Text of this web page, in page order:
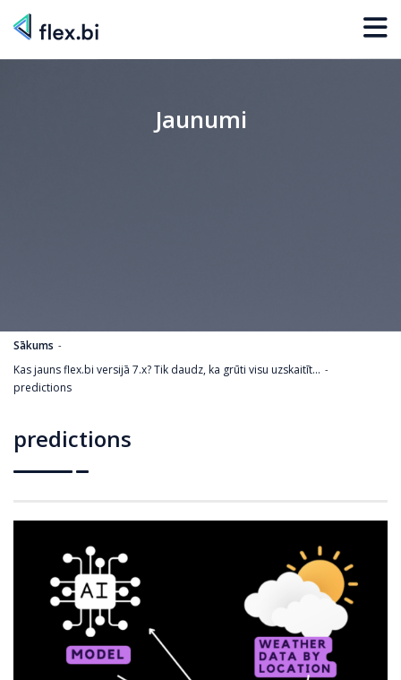
Jaunumi
Sākums
Kas jauns flex.bi versijā 7.x? Tik daudz, ka grūti visu uzskaitīt...
predictions
predictions